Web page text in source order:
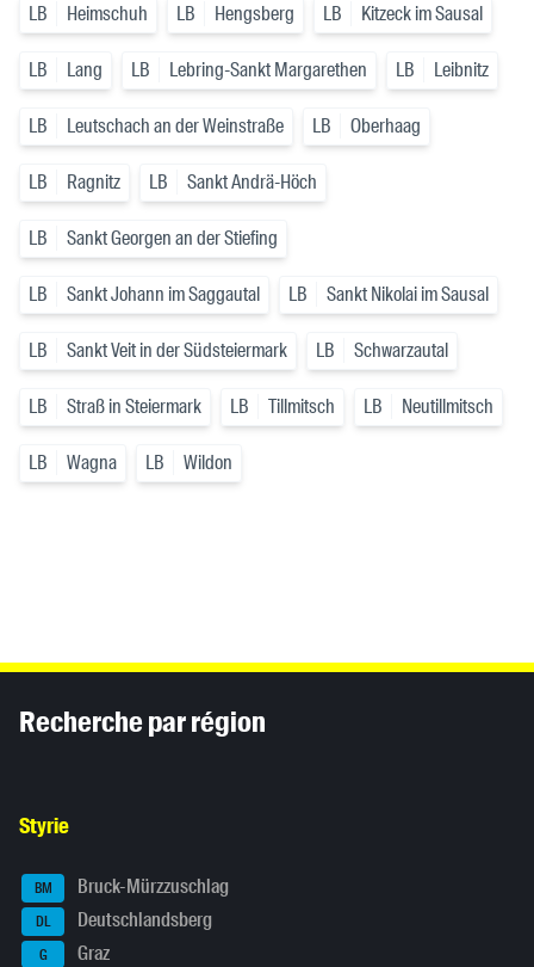
LB Heimschuh LB Hengsberg LB Kitzeck im Sausal
LB Lang LB Lebring-Sankt Margarethen LB Leibnitz
LB Leutschach an der Weinstraße LB Oberhaag
LB Ragnitz LB Sankt Andrä-Höch
LB Sankt Georgen an der Stiefing
LB Sankt Johann im Saggautal LB Sankt Nikolai im Sausal
LB Sankt Veit in der Südsteiermark LB Schwarzautal
LB Straß in Steiermark LB Tillmitsch LB Neutillmitsch
LB Wagna LB Wildon
Recherche par région
Styrie
BM Bruck-Mürzzuschlag
DL Deutschlandsberg
G Graz